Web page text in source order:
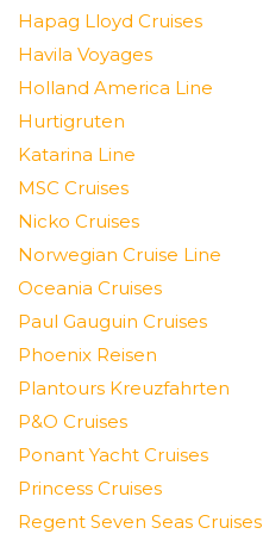
Hapag Lloyd Cruises
Havila Voyages
Holland America Line
Hurtigruten
Katarina Line
MSC Cruises
Nicko Cruises
Norwegian Cruise Line
Oceania Cruises
Paul Gauguin Cruises
Phoenix Reisen
Plantours Kreuzfahrten
P&O Cruises
Ponant Yacht Cruises
Princess Cruises
Regent Seven Seas Cruises